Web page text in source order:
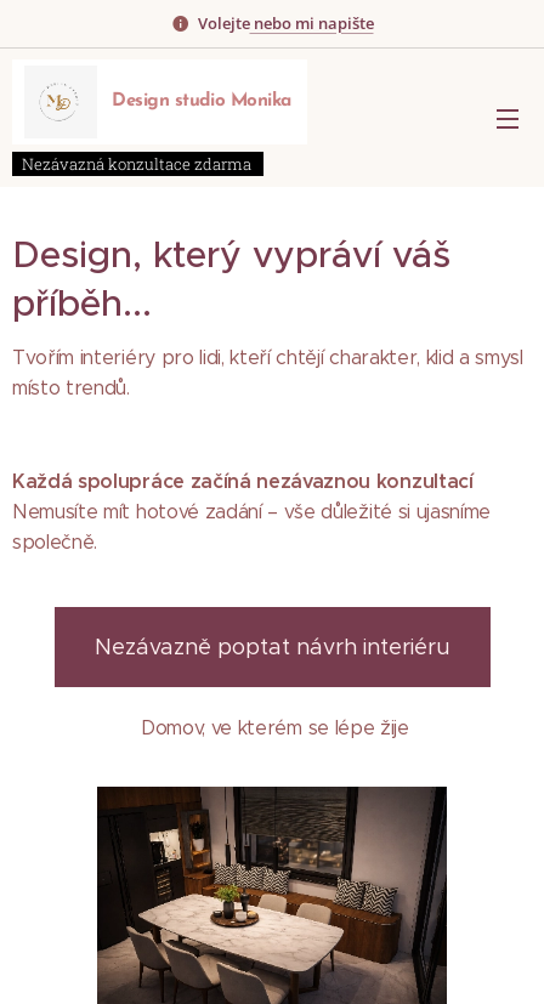
Volejtenebo mi napište
Design studio Monika
Nezávazná konzultace zdarma
Design, který vypráví váš
příběh...
Tvořím interiéry pro lidi, kteří chtějí charakter, klid a smysl
místo trendů.
Každá spolupráce začíná nezávaznou konzultací
Nemusíte mít hotové zadání – vše důležité si ujasníme
společně.
Nezávazně poptat návrh interiéru
Domov, ve kterém se lépe žije